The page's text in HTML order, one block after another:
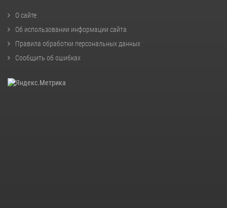
О сайте
Об использовании информации сайта
Правила обработки персональных данных
Сообщить об ошибках